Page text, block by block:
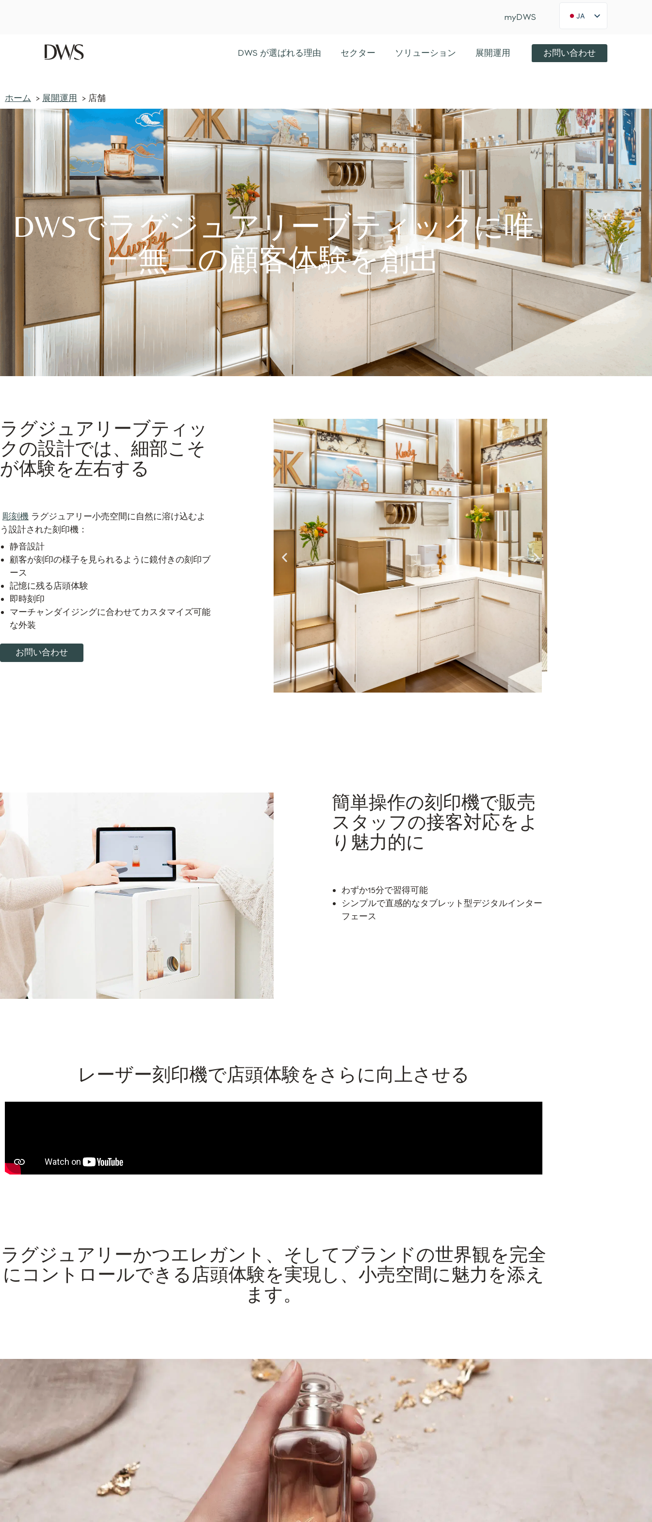
myDWS
JA
Int
US
IT
DWS が選ばれる理由 セクター ソリューション 展開運用 お問い合わせ
ホーム 展開運用 店舗
DWSでラグジュアリーブティックに唯
一無二の顧客体験を創出
ラグジュアリーブティッ
クの設計では、細部こそ
が体験を左右する
ㅤ彫刻機 ラグジュアリー小売空間に自然に溶け込むよ
う設計された刻印機：
静音設計
顧客が刻印の様子を見られるように鏡付きの刻印ブ
ース
記憶に残る店頭体験
即時刻印
マーチャンダイジングに合わせてカスタマイズ可能
な外装
お問い合わせ
簡単操作の刻印機で販売
スタッフの接客対応をよ
り魅力的に
わずか15分で習得可能
シンプルで直感的なタブレット型デジタルインター
フェース
レーザー刻印機で店頭体験をさらに向上させる
ラグジュアリーかつエレガント、そしてブランドの世界観を完全
にコントロールできる店頭体験を実現し、小売空間に魅力を添え
ます。